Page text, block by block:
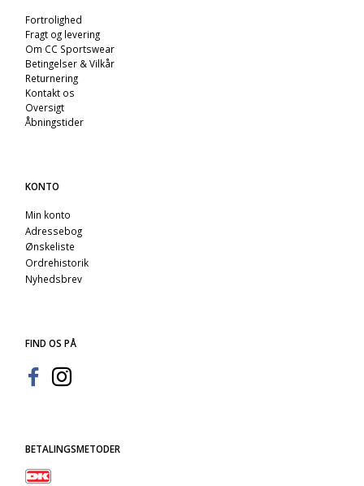
Fortrolighed
Fragt og levering
Om CC Sportswear
Betingelser & Vilkår
Returnering
Kontakt os
Oversigt
Åbningstider
KONTO
Min konto
Adressebog
Ønskeliste
Ordrehistorik
Nyhedsbrev
FIND OS PÅ
BETALINGSMETODER